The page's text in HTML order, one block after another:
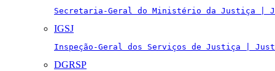
Secretaria-Geral do Ministério da Justiça |
IGSJ
Inspeção-Geral dos Serviços de Justiça |
DGRSP